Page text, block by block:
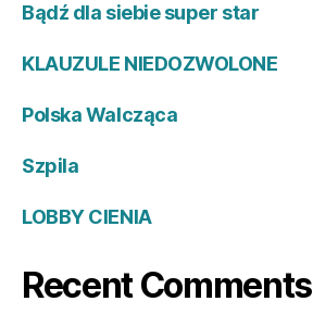
Bądź dla siebie super star
KLAUZULE NIEDOZWOLONE
Polska Walcząca
Szpila
LOBBY CIENIA
Recent Comments